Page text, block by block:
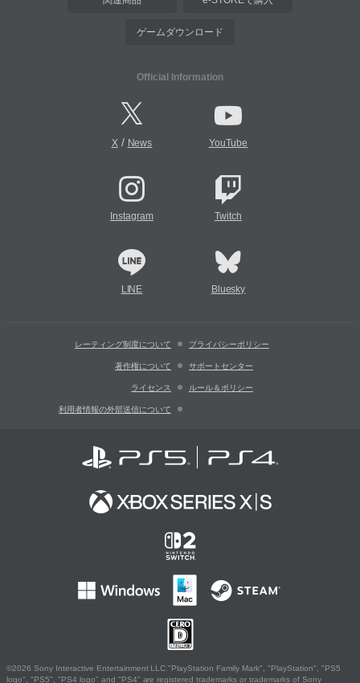
ゲームダウンロード
Official Information
X/ News YouTube
Instagram Twitch
LINE Bluesky
レーティング制度について プライバシーポリシー
著作権について サポートセンター
ライセンス ルール＆ポリシー
利用者情報の外部送信について
©2026 Sony Interactive Entertainment LLC."PlayStation Family Mark", "PlayStation", "PS5
logo", "PS5", "PS4 logo" and "PS4" are registered trademarks or trademarks of Sony